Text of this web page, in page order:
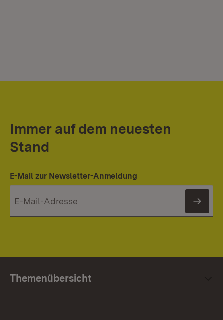
Immer auf dem neuesten
Stand
E-Mail zur Newsletter-Anmeldung
Themenübersicht